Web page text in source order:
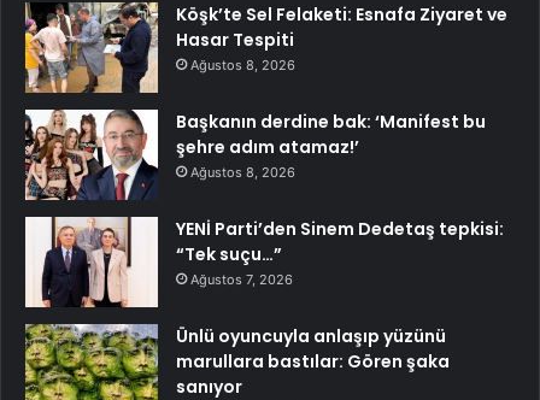
Köşk’te Sel Felaketi: Esnafa Ziyaret ve
Hasar Tespiti
Ağustos 8, 2026
Başkanın derdine bak: ‘Manifest bu
şehre adım atamaz!’
Ağustos 8, 2026
YENİ Parti’den Sinem Dedetaş tepkisi:
“Tek suçu…”
Ağustos 7, 2026
Ünlü oyuncuyla anlaşıp yüzünü
marullara bastılar: Gören şaka
sanıyor